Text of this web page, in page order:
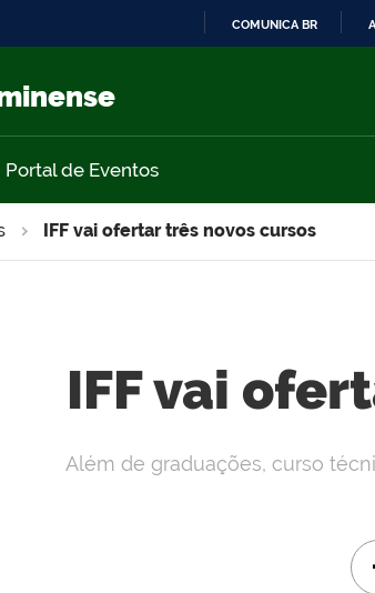
COMUNICA BR
Portal de Eventos
IFF vai ofertar três novos cursos
IFF vai
Além de graduações, curso